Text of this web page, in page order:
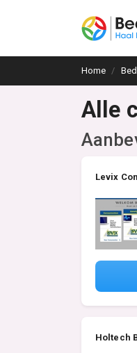
Home
Alle
Levix
Holtech